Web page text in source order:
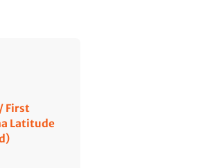
First
Latitude